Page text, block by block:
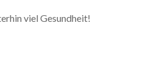
viel Gesundheit!